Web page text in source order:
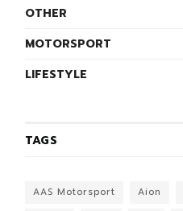
OTHER
MOTORSPORT
LIFESTYLE
TAGS
AAS Motorsport Aion